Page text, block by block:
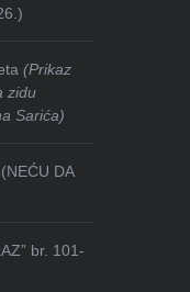
(Prikaz
zidu
Sarića)
DA
br. 101-